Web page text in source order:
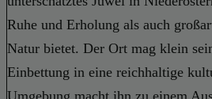
Ruhe und Erholung als auch
Natur bietet. Der Ort mag klein
Einbettung in eine reichhaltige
Umgebung macht ihn zu einem